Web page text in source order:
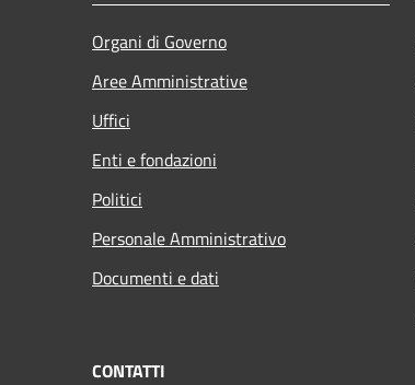
Organi di Governo
Aree Amministrative
Uffici
Enti e fondazioni
Politici
Personale Amministrativo
Documenti e dati
CONTATTI